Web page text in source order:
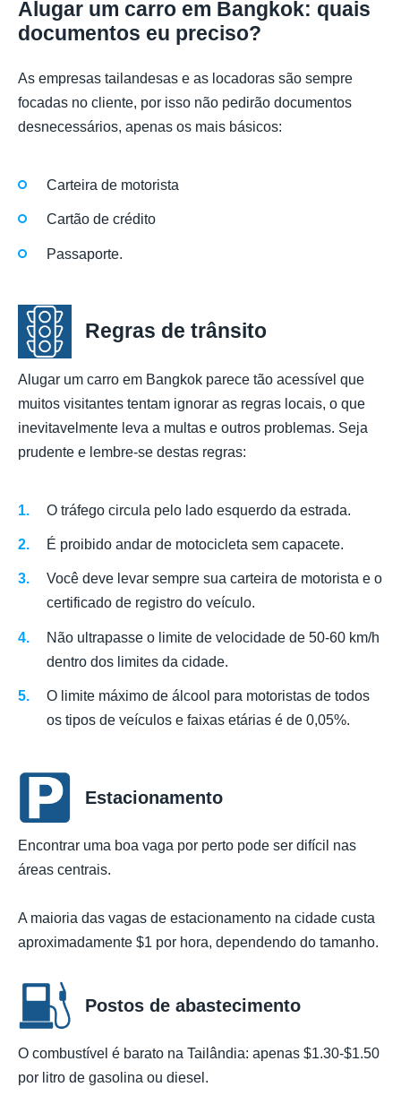
Alugar um carro em Bangkok: quais
documentos eu preciso?
As empresas tailandesas e as locadoras são sempre
focadas no cliente, por isso não pedirão documentos
desnecessários, apenas os mais básicos:
Carteira de motorista
Cartão de crédito
Passaporte.
Regras de trânsito
Alugar um carro em Bangkok parece tão acessível que
muitos visitantes tentam ignorar as regras locais, o que
inevitavelmente leva a multas e outros problemas. Seja
prudente e lembre-se destas regras:
O tráfego circula pelo lado esquerdo da estrada.
É proibido andar de motocicleta sem capacete.
Você deve levar sempre sua carteira de motorista e o
certificado de registro do veículo.
Não ultrapasse o limite de velocidade de 50-60 km/h
dentro dos limites da cidade.
O limite máximo de álcool para motoristas de todos
os tipos de veículos e faixas etárias é de 0,05%.
Estacionamento
Encontrar uma boa vaga por perto pode ser difícil nas
áreas centrais.
A maioria das vagas de estacionamento na cidade custa
aproximadamente $1 por hora, dependendo do tamanho.
Postos de abastecimento
O combustível é barato na Tailândia: apenas $1.30-$1.50
por litro de gasolina ou diesel.